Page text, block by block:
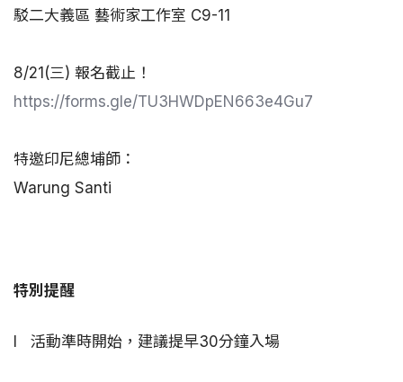
駁二大義區 藝術家工作室 C9-11
8/21(三) 報名截止！
https://forms.gle/TU3HWDpEN663e4Gu7
特邀印尼總埔師：
Warung Santi
特別提醒
l 活動準時開始，建議提早30分鐘入場